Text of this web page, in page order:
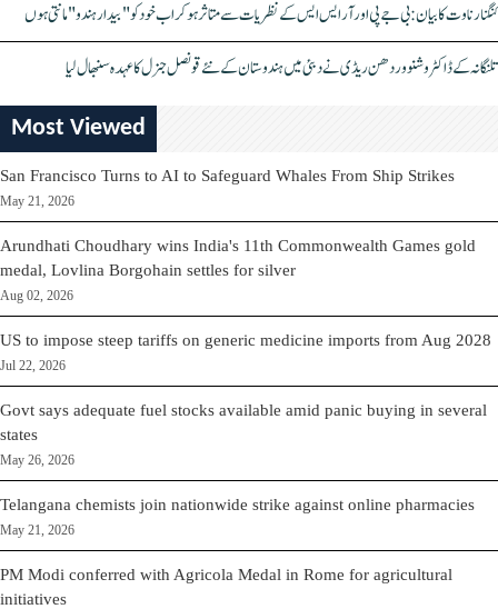
کنگنا رناوت کا بیان: بی جے پی اور آر ایس ایس کے نظریات سے متاثر ہو کر اب خود کو "بیدار ہندو" مانتی ہوں
تلنگانہ کے ڈاکٹر وشنو وردھن ریڈی نے دبئی میں ہندوستان کے نئے قونصل جنرل کا عہدہ سنبھال لیا
Most Viewed
San Francisco Turns to AI to Safeguard Whales From Ship Strikes
May 21, 2026
Arundhati Choudhary wins India's 11th Commonwealth Games gold
medal, Lovlina Borgohain settles for silver
Aug 02, 2026
US to impose steep tariffs on generic medicine imports from Aug 2028
Jul 22, 2026
Govt says adequate fuel stocks available amid panic buying in several
states
May 26, 2026
Telangana chemists join nationwide strike against online pharmacies
May 21, 2026
PM Modi conferred with Agricola Medal in Rome for agricultural
initiatives